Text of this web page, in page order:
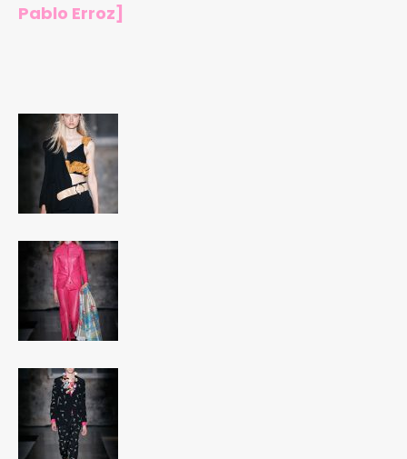
Pablo Erroz]